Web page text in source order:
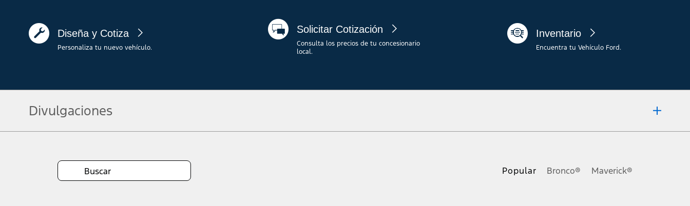
Diseña y Cotiza
Personaliza tu nuevo vehículo.
Solicitar Cotización
Consulta los precios de tu concesionario
local.
Inventario
Encuentra tu Vehículo Ford.
Divulgaciones
obligations. Your Ford dealer is the best source of the most up-to-date information on Ford vehicles.
Popular Bronco® Maverick®